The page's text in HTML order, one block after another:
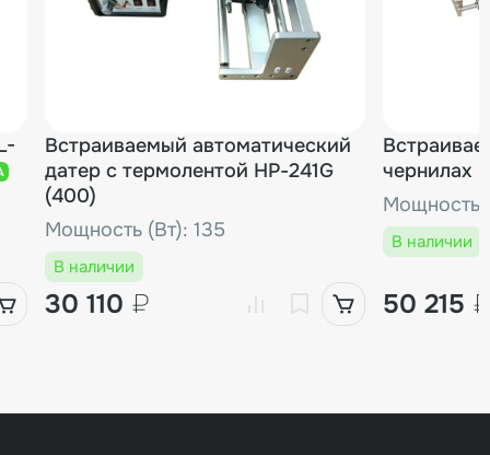
Встраиваемый автоматический
датер с термолентой НР-241G
(400)
Мощность (Вт): 135
В наличии
30 110 ₽
чернилах
Мощность
В наличии
50 215 ₽